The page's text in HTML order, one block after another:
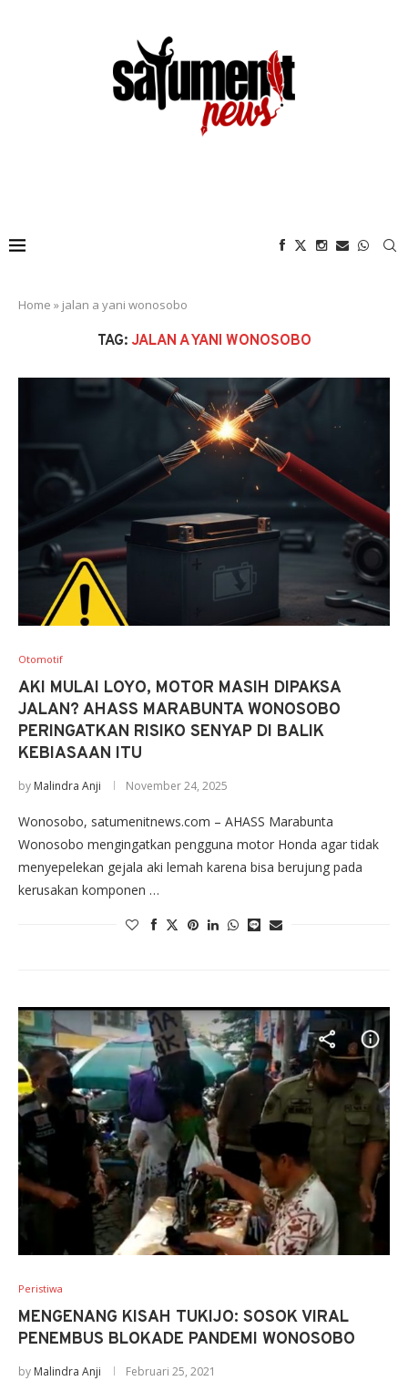
Home » jalan a yani wonosobo
TAG: JALAN A YANI WONOSOBO
Otomotif
AKI MULAI LOYO, MOTOR MASIH DIPAKSA
JALAN? AHASS MARABUNTA WONOSOBO
PERINGATKAN RISIKO SENYAP DI BALIK
KEBIASAAN ITU
by Malindra Anji November 24, 2025
Wonosobo, satumenitnews.com – AHASS Marabunta
Wonosobo mengingatkan pengguna motor Honda agar tidak
menyepelekan gejala aki lemah karena bisa berujung pada
kerusakan komponen …
Peristiwa
MENGENANG KISAH TUKIJO: SOSOK VIRAL
PENEMBUS BLOKADE PANDEMI WONOSOBO
by Malindra Anji Februari 25, 2021